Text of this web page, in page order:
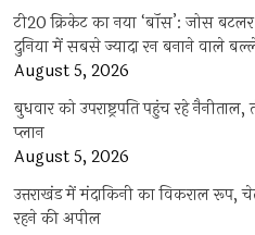
टी20 क्रिकेट का नया ‘बॉस’: जोस बटलर
दुनिया में सबसे ज्यादा रन बनाने वाले
August 5, 2026
बुधवार को उपराष्ट्रपति पहुंच रहे
प्‍लान
August 5, 2026
उत्तराखंड में मंदाकिनी का विकराल रूप,
रहने की अपील